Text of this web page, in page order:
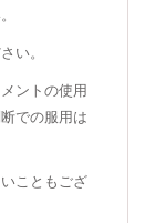
い。
ントの使用
での服用は
こともござ